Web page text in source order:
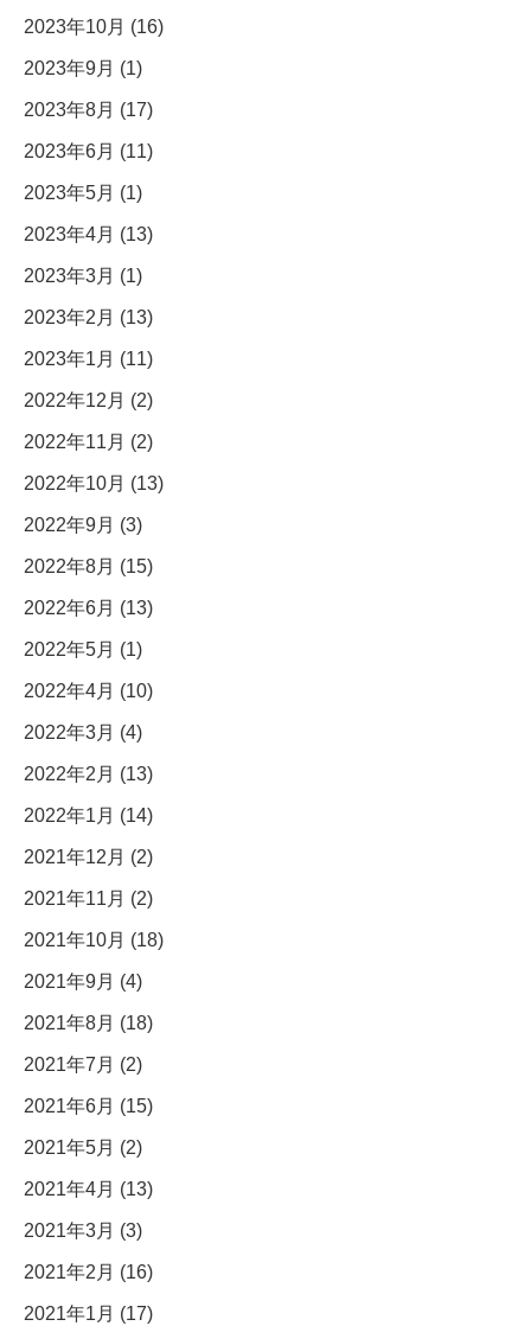
2023年10月 (16)
2023年9月 (1)
2023年8月 (17)
2023年6月 (11)
2023年5月 (1)
2023年4月 (13)
2023年3月 (1)
2023年2月 (13)
2023年1月 (11)
2022年12月 (2)
2022年11月 (2)
2022年10月 (13)
2022年9月 (3)
2022年8月 (15)
2022年6月 (13)
2022年5月 (1)
2022年4月 (10)
2022年3月 (4)
2022年2月 (13)
2022年1月 (14)
2021年12月 (2)
2021年11月 (2)
2021年10月 (18)
2021年9月 (4)
2021年8月 (18)
2021年7月 (2)
2021年6月 (15)
2021年5月 (2)
2021年4月 (13)
2021年3月 (3)
2021年2月 (16)
2021年1月 (17)